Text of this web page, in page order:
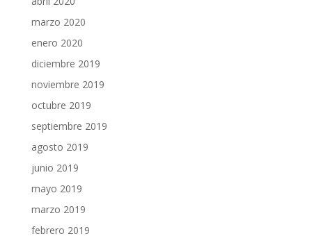
marzo 2020
enero 2020
diciembre 2019
noviembre 2019
octubre 2019
septiembre 2019
agosto 2019
junio 2019
mayo 2019
marzo 2019
febrero 2019